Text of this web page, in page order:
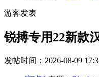
游客发表
锐搏专用22新款
发帖时间：2026-08-09